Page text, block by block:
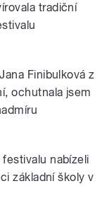
tradiční
Finibulková z
ochutnala jsem
nabízeli
základní školy v